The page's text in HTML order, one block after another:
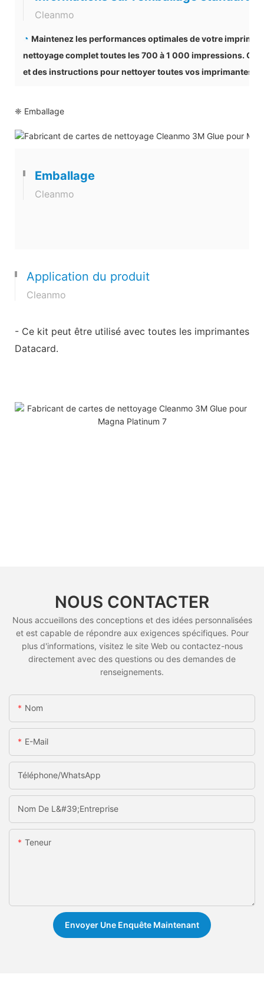
Cleanmo
◔ Maintenez les performances optimales de votre
nettoyage complet toutes les 700 à 1 000 impressions.
et des instructions pour nettoyer toutes vos imprimantes
❈ Emballage
Emballage
Cleanmo
Application du produit
Cleanmo
- Ce kit peut être utilisé avec toutes les imprimantes
Datacard.
NOUS CONTACTER
Nous accueillons des conceptions et des idées personnalisées
et est capable de répondre aux exigences spécifiques. Pour
plus d'informations, visitez le site Web ou contactez-nous
directement avec des questions ou des demandes de
renseignements.
Nom
E-Mail
Téléphone/WhatsApp
Nom De L&#39;entreprise
Teneur
Envoyer Une Enquête Maintenant